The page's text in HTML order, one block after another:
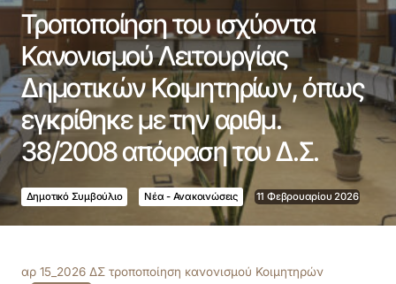
Τροποποίηση του ισχύοντα
Κανονισμού Λειτουργίας
Δημοτικών Κοιμητηρίων, όπως
εγκρίθηκε με την αριθμ.
38/2008 απόφαση του Δ.Σ.
Δημοτικό Συμβούλιο Νέα - Ανακοινώσεις 11 Φεβρουαρίου 2026
αρ 15_2026 ΔΣ τροποποίηση κανoνισμού Κοιμητηρών